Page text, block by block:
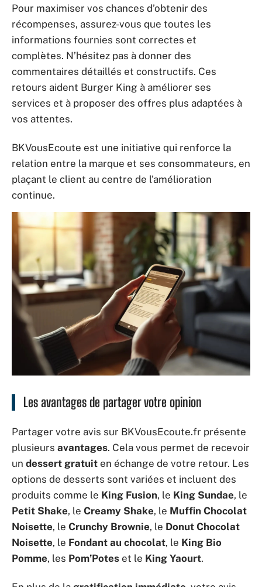
Pour maximiser vos chances d’obtenir des
récompenses, assurez-vous que toutes les
informations fournies sont correctes et
complètes. N’hésitez pas à donner des
commentaires détaillés et constructifs. Ces
retours aident Burger King à améliorer ses
services et à proposer des offres plus adaptées à
vos attentes.
BKVousEcoute est une initiative qui renforce la
relation entre la marque et ses consommateurs, en
plaçant le client au centre de l’amélioration
continue.
Les avantages de partager votre opinion
Partager votre avis sur BKVousEcoute.fr présente
plusieurs avantages. Cela vous permet de recevoir
un dessert gratuit en échange de votre retour. Les
options de desserts sont variées et incluent des
produits comme le King Fusion, le King Sundae, le
Petit Shake, le Creamy Shake, le Muffin Chocolat
Noisette, le Crunchy Brownie, le Donut Chocolat
Noisette, le Fondant au chocolat, le King Bio
Pomme, les Pom’Potes et le King Yaourt.